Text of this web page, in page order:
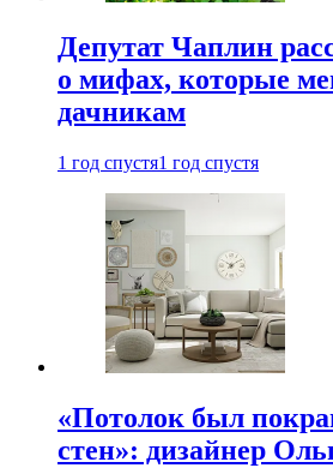
Депутат Чаплин
о мифах, которые
дачникам
1 год спустя1 год спустя
«Потолок был
стен»: дизайнер